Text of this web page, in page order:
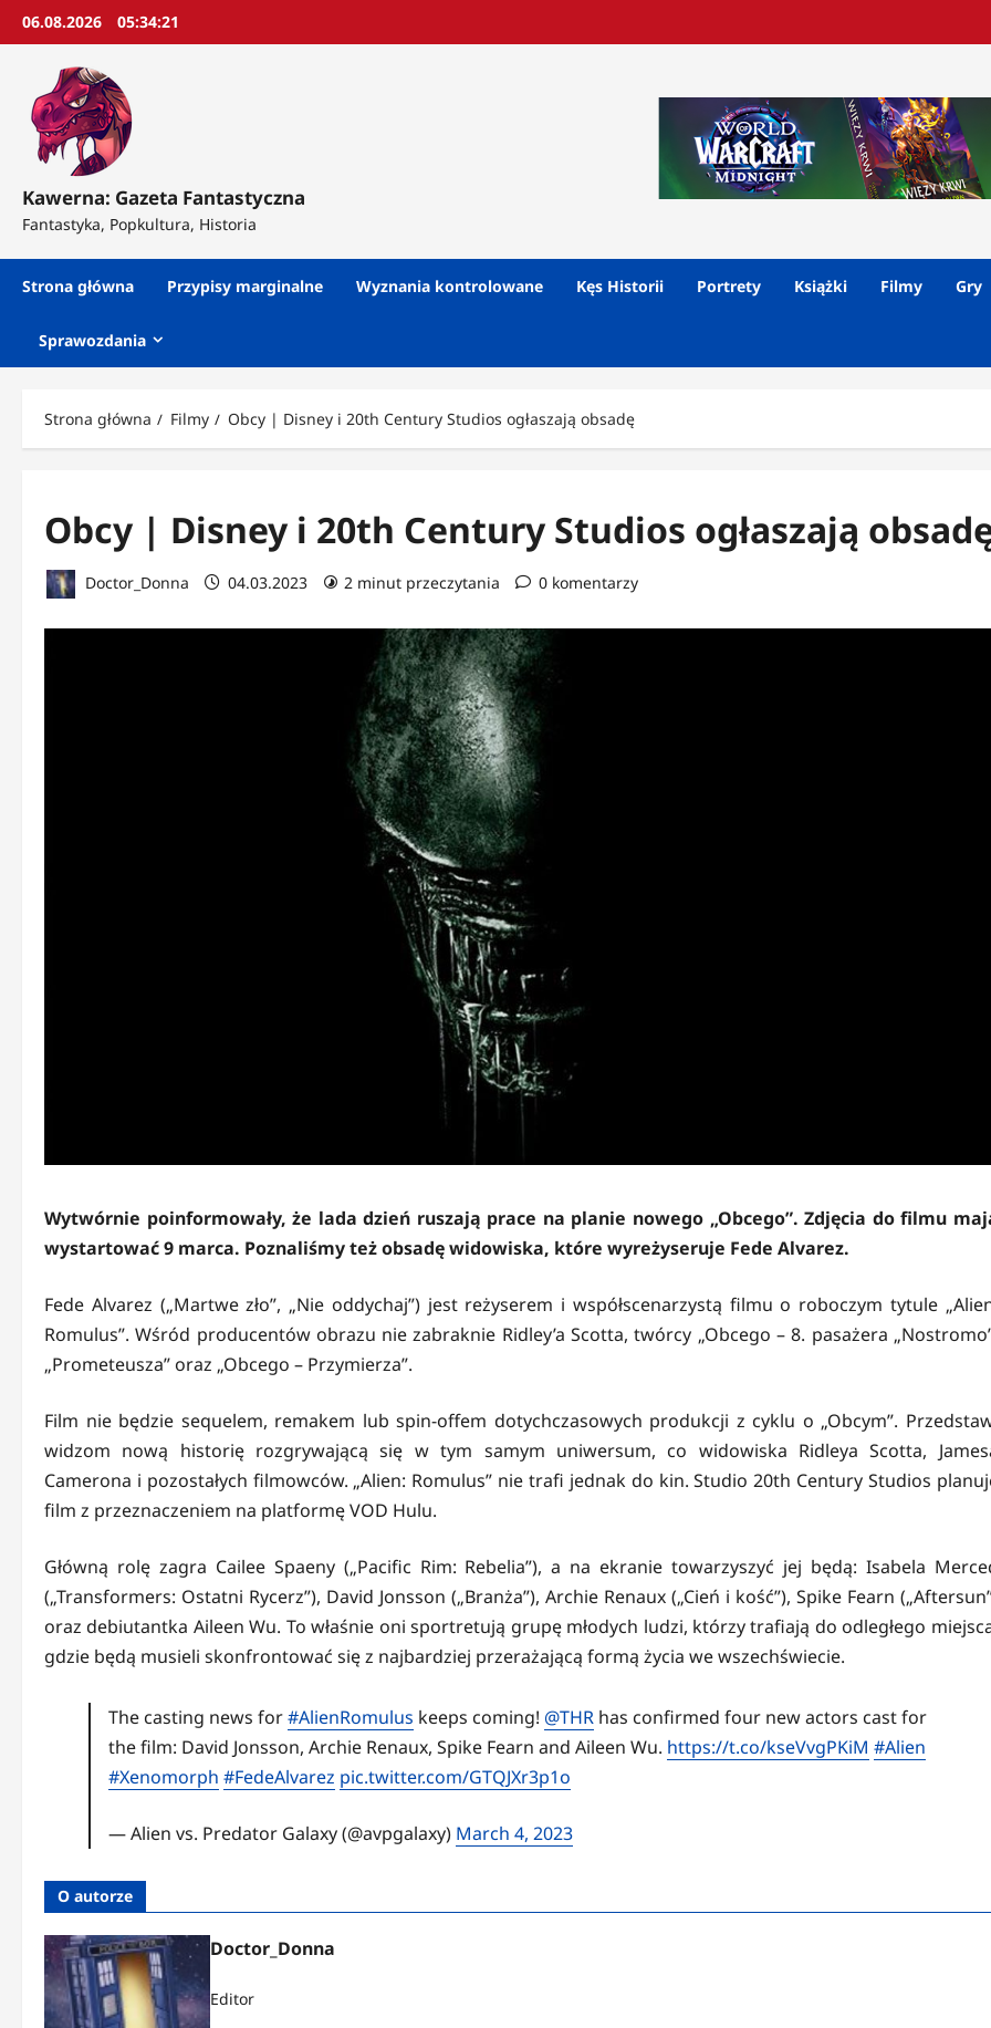
Przejdź
06.08.2026 05:34:23
Kawerna: Gazeta Fantastyczna
Fantastyka, Popkultura, Historia
Strona główna Przypisy marginalne Wyznania kontrolowane Kęs Historii Portrety Książki Filmy Gry
Sprawozdania
Strona główna Filmy Obcy | Disney i 20th Century Studios ogłaszają obsadę
Obcy | Disney i 20th Century Studios ogłaszają
Doctor_Donna 04.03.2023 2 minut przeczytania 0 komentarzy
Wytwórnie poinformowały, że lada dzień ruszają prace na planie nowego „Obcego”. Zdjęcia do filmu
wystartować 9 marca. Poznaliśmy też obsadę widowiska, które wyreżyseruje Fede Alvarez.
Fede Alvarez („Martwe zło”, „Nie oddychaj”) jest reżyserem i współscenarzystą filmu o roboczym tytule
Romulus”. Wśród producentów obrazu nie zabraknie Ridley’a Scotta, twórcy „Obcego – 8. pasażera
„Prometeusza” oraz „Obcego – Przymierza”.
Film nie będzie sequelem, remakem lub spin-offem dotychczasowych produkcji z cyklu o „Obcym”.
widzom nową historię rozgrywającą się w tym samym uniwersum, co widowiska Ridleya Scotta,
Camerona i pozostałych filmowców. „Alien: Romulus” nie trafi jednak do kin. Studio 20th Century Studios
film z przeznaczeniem na platformę VOD Hulu.
Główną rolę zagra Cailee Spaeny („Pacific Rim: Rebelia”), a na ekranie towarzyszyć jej będą: Isabela
(„Transformers: Ostatni Rycerz”), David Jonsson („Branża”), Archie Renaux („Cień i kość”), Spike Fearn
oraz debiutantka Aileen Wu. To właśnie oni sportretują grupę młodych ludzi, którzy trafiają do odległego
gdzie będą musieli skonfrontować się z najbardziej przerażającą formą życia we wszechświecie.
The casting news for#AlienRomulus keeps coming! @THR has confirmed four new actors cast for
the film: David Jonsson, Archie Renaux, Spike Fearn and Aileen Wu. https://t.co/kseVvgPKiM #Alien
#Xenomorph #FedeAlvarez pic.twitter.com/GTQJXr3p1o
— Alien vs. Predator Galaxy (@avpgalaxy) March 4, 2023
O autorze
Doctor_Donna
Editor